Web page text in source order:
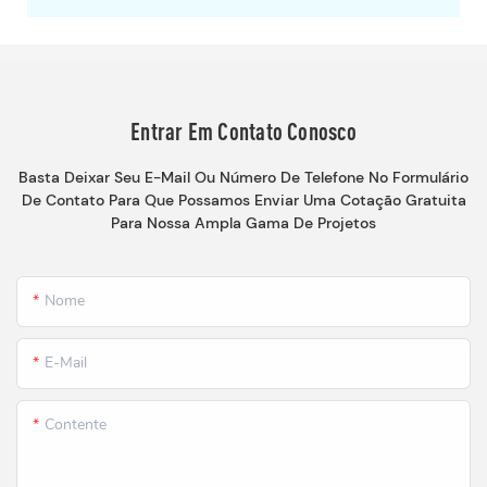
Entrar Em Contato Conosco
Basta Deixar Seu E-Mail Ou Número De Telefone No Formulário
De Contato Para Que Possamos Enviar Uma Cotação Gratuita
Para Nossa Ampla Gama De Projetos
Nome
E-Mail
Contente